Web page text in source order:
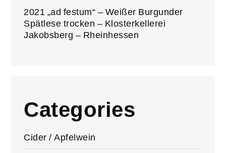
2021 „ad festum“ – Weißer Burgunder
Spätlese trocken – Klosterkellerei
Jakobsberg – Rheinhessen
Categories
Cider / Apfelwein